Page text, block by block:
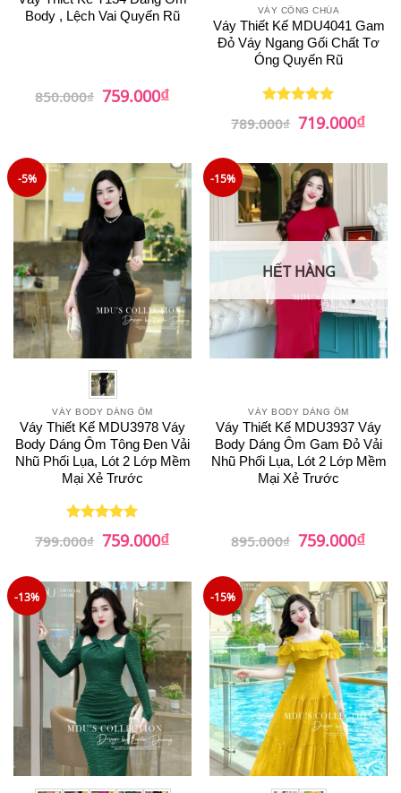
Body , Lệch Vai Quyến Rũ
850.000₫ Giá
gốc
759.000₫Giá
hiện
VÁY CÔNG CHÚA
Váy Thiết Kế MDU4041 Gam
Đỏ Váy Ngang Gối Chất Tơ
Óng Quyến Rũ
Được xếp
hạng
55
789.000₫ Giá
gốc
719.000₫Giá
hiện
-5%
VÁY BODY DÁNG ÔM
Váy Thiết Kế MDU3978 Váy
Body Dáng Ôm Tông Đen Vải
Nhũ Phối Lụa, Lót 2 Lớp Mềm
Mại Xẻ Trước
Được xếp
hạng
55
799.000₫ Giá
gốc
759.000₫Giá
hiện
759.000₫.
-15%
HẾT HÀNG
VÁY BODY DÁNG ÔM
Váy Thiết Kế MDU3937 Váy
Body Dáng Ôm Gam Đỏ Vải
Nhũ Phối Lụa, Lót 2 Lớp Mềm
Mại Xẻ Trước
895.000₫ Giá
gốc
759.000₫Giá
hiện
-13% -15%